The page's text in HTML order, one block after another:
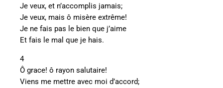
Je veux, et n’accomplis jamais;
Je veux, mais ô misère extrême!
Je ne fais pas le bien que j’aime
Et fais le mal que je hais.
4
Ô grace! ô rayon salutaire!
Viens me mettre avec moi d’accord;